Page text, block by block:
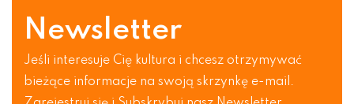
Newsletter
Jeśli interesuje Cię kultura i chcesz otrzymywać
bieżące informacje na swoją skrzynkę e-mail.